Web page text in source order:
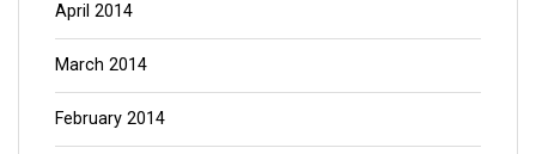
April 2014
March 2014
February 2014